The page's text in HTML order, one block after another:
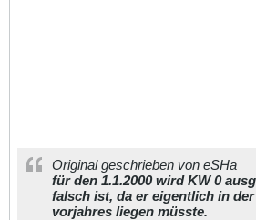
Original geschrieben von eSHa
für den 1.1.2000 wird KW 0
falsch ist, da er eigentlich in
vorjahres liegen müsste.